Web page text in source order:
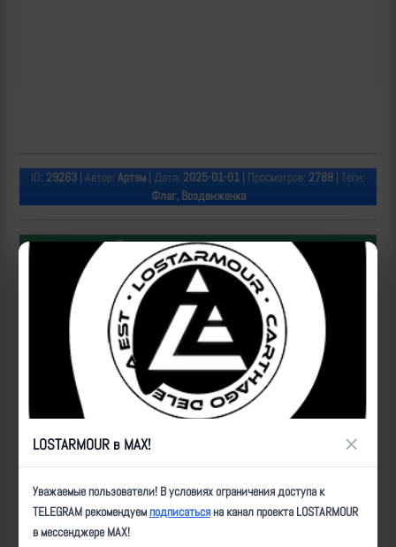
ID: 29263 | Автор: Артем | Дата: 2025-01-01 | Просмотров: 2788 | Теги:
Флаг, Воздвиженка
Популярные за сегодня видео
Операторы Центра "Рубикон" бьют по целям ВСУ на
Донбассе
LOSTARMOUR в MAX! ×
Уважаемые пользователи! В условиях ограничения доступа к
TELEGRAM рекомендуемподписатьсяна канал проекта LOSTARMOUR
в мессенджере MAX!